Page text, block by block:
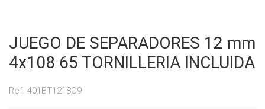
JUEGO DE SEPARADORES 12 mm
4x108 65 TORNILLERIA INCLUIDA
Ref. 401BT1218C9